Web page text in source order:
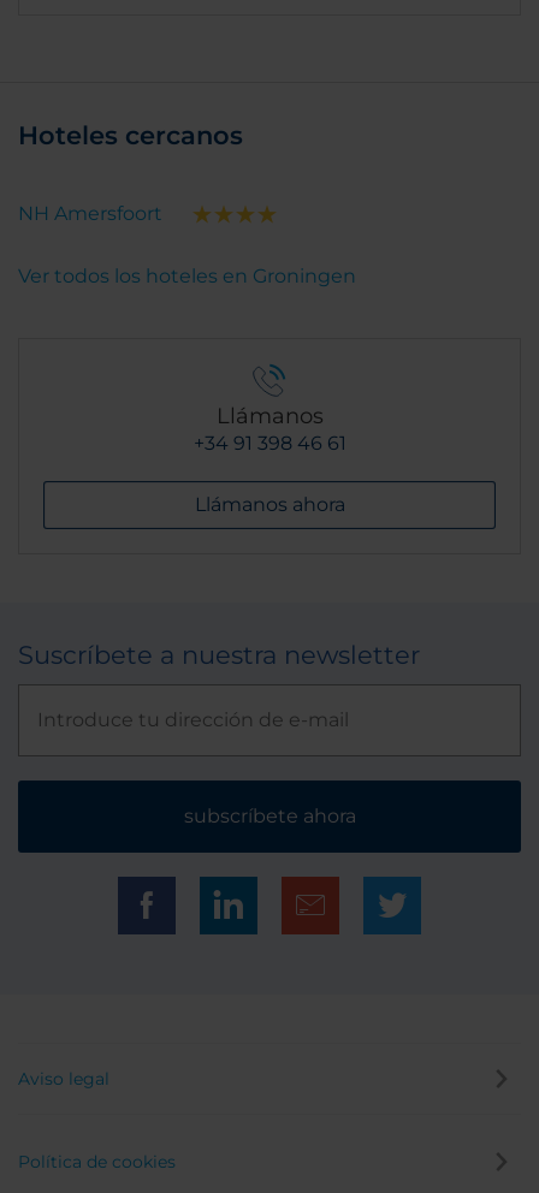
Hoteles cercanos
NH Amersfoort
Ver todos los hoteles en Groningen
Llámanos
+34 91 398 46 61
Llámanos ahora
Suscríbete a nuestra newsletter
subscríbete ahora
Aviso legal
Política de cookies